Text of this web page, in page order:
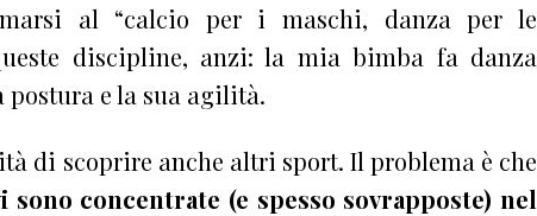
al “calcio per i maschi, danza per le
discipline, anzi: la mia bimba fa danza
e la sua agilità.
di scoprire anche altri sport. Il problema è che
concentrate (e spesso sovrapposte) nel